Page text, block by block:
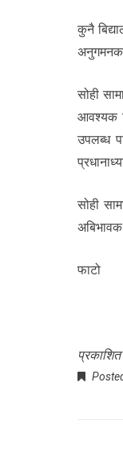
कुनै
सोही
आवश्यक
उपलब्ध
सोही
फाटो